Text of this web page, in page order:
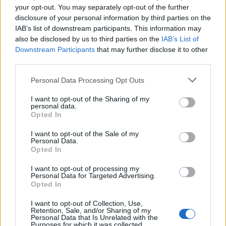
your opt-out. You may separately opt-out of the further
disclosure of your personal information by third parties on the
IAB’s list of downstream participants. This information may
also be disclosed by us to third parties on the IAB’s List of
Downstream Participants that may further disclose it to other
Personal Data Processing Opt Outs
I want to opt-out of the Sharing of my
personal data.
Opted In
I want to opt-out of the Sale of my
Personal Data.
Opted In
I want to opt-out of processing my
Personal Data for Targeted Advertising.
Opted In
I want to opt-out of Collection, Use,
Retention, Sale, and/or Sharing of my
Personal Data that Is Unrelated with the
διατάξεις». Με τις δυο αυτές διατάξεις
επιχειρείται η πολυδιάσπαση τον
επιχειρηματικού κόσμου, που οδηγεί στην
πλήρη αποδυνάμωση τον φυσικού τούς φορέα,
που είναι τα εμπορικά, βιομηχανικά, βιοτεχνικά
και επαγγελματικά επιμελητήρια, καθώς δίνεται
η δυνατότητα σε εμπορικές αλλά και τεχνικές
επιχειρήσεις να εγγράφονται στο Ξενοδοχειακό
Όπως δήλωσε ο πρόεδρος της ΚΕΕ, κ.
κόσμος σύσσωμος καλεί την κυβέρνηση να
κατανοήσει ότι, πρώτον, με το νέο φορολογικό
καθεστώς δεν πρόκειται σε καμιά περίπτωση να
επιτευχθεί ο στόχος της αύξησης των